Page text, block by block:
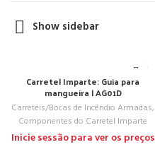
Show sidebar
Carretel Imparte: Guia para
mangueira | AG01D
Carretéis/Bocas de Incêndio Armadas,
Componentes do Carretel Imparte
Inicie sessão para ver os preços